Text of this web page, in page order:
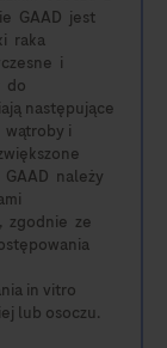
GAAD jest
raka
i
do
następujące
i
należy
zgodnie ze
in vitro
lub osoczu.